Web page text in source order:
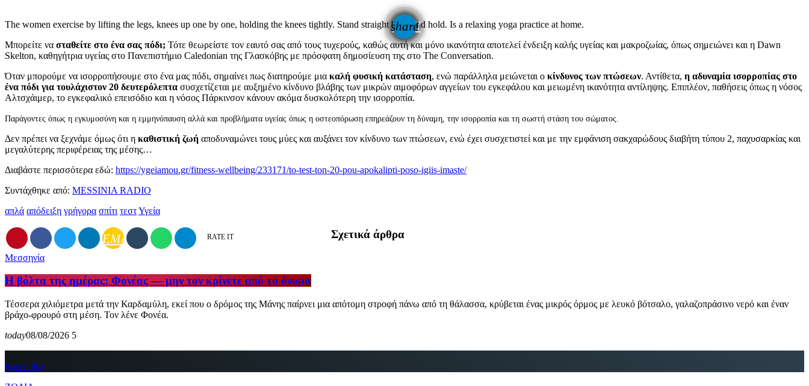
share
email
The women exercise by lifting the legs, knees up one by one, holding the knees tightly. Stand straight back and hold. Is a relaxing yoga practice at home.
Μπορείτε να σταθείτε στο ένα σας πόδι; Τότε θεωρείστε τον εαυτό σας από τους τυχερούς, καθώς αυτή και μόνο ικανότητα αποτελεί ένδειξη καλής υγείας και μακροζωίας, όπως σημειώνει και η Dawn
Skelton, καθηγήτρια υγείας στο Πανεπιστήμιο Caledonian της Γλασκόβης με πρόσφατη δημοσίευση της στο The Conversation.
Όταν μπορούμε να ισορροπήσουμε στο ένα μας πόδι, σημαίνει πως διατηρούμε μια καλή φυσική κατάσταση, ενώ παράλληλα μειώνεται ο κίνδυνος των πτώσεων. Αντίθετα, η αδυναμία ισορροπίας στο
ένα πόδι για τουλάχιστον 20 δευτερόλεπτα συσχετίζεται με αυξημένο κίνδυνο βλάβης των μικρών αιμοφόρων αγγείων του εγκεφάλου και μειωμένη ικανότητα αντίληψης. Επιπλέον, παθήσεις όπως η νόσος
Αλτσχάιμερ, το εγκεφαλικό επεισόδιο και η νόσος Πάρκινσον κάνουν ακόμα δυσκολότερη την ισορροπία.
Παράγοντες όπως η εγκυμοσύνη και η εμμηνόπαυση αλλά και προβλήματα υγείας όπως η οστεοπόρωση επηρεάζουν τη δύναμη, την ισορροπία και τη σωστή στάση του σώματος.
Δεν πρέπει να ξεχνάμε όμως ότι η καθιστική ζωή αποδυναμώνει τους μύες και αυξάνει τον κίνδυνο των πτώσεων, ενώ έχει συσχετιστεί και με την εμφάνιση σακχαρώδους διαβήτη τύπου 2, παχυσαρκίας και
μεγαλύτερης περιφέρειας της μέσης…
Διαβάστε περισσότερα εδώ: https://ygeiamou.gr/fitness-wellbeing/233171/to-test-ton-20-pou-apokalipti-poso-igiis-imaste/
Συντάχθηκε από: MESSINIA RADIO
απλά απόδειξη γρήγορα σπίτι τεστΥγεία
EMAIL RATE IT Σχετικά άρθρα
Μεσσηνία
Η βόλτα της ημέρας: Φονέας — μην τον κρίνετε από το όνομα
Τέσσερα χιλιόμετρα μετά την Καρδαμύλη, εκεί που ο δρόμος της Μάνης παίρνει μια απότομη στροφή πάνω από τη θάλασσα, κρύβεται ένας μικρός όρμος με λευκό βότσαλο, γαλαζοπράσινο νερό και έναν
βράχο-φρουρό στη μέση. Τον λένε Φονέα.
today08/08/2026 5
insert_link